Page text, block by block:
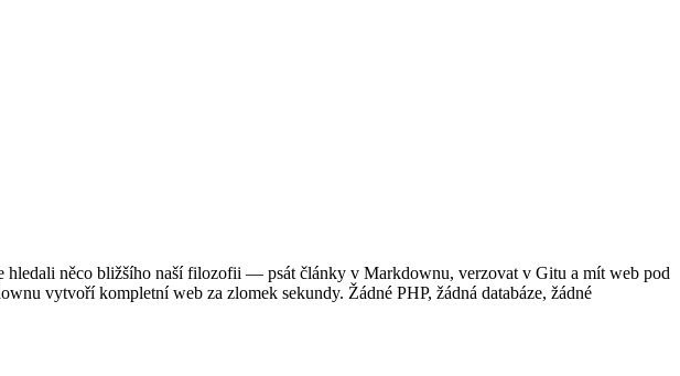
hledali něco bližšího naší filozofii — psát články v Markdownu, verzovat v Gitu a mít web pod
vytvoří kompletní web za zlomek sekundy. Žádné PHP, žádná databáze, žádné